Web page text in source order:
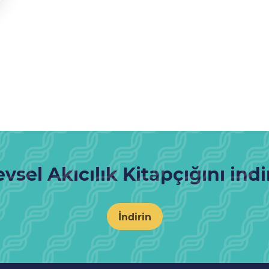
Akıcılık Kitapçığını
İndirin